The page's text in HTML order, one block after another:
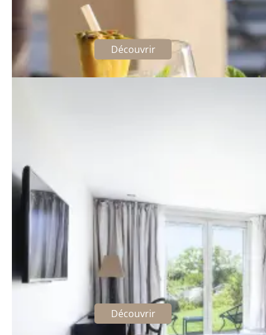
À 30 min de l'aéroport de Calvi
À partir de 126 €
Toute l'année (hors juillet / août)
Découvrir
Le programme de fidélité Best
Western Rewards®
Bénéficiez d'avantages exclusifs
Découvrir